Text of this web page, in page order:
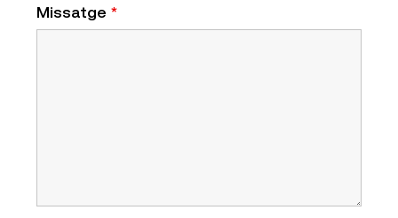
Missatge *